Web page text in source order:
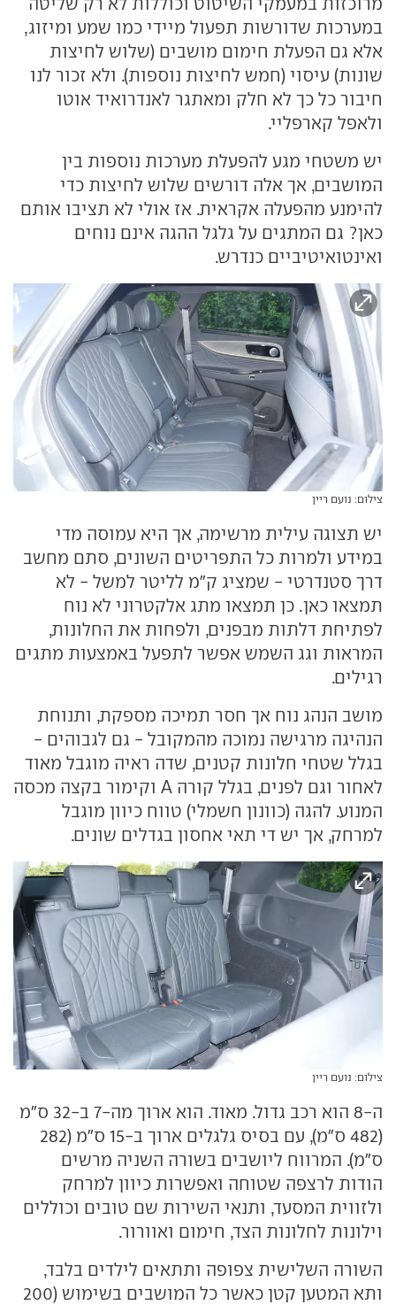
במערכות שדורשות תפעול מיידי כמו שמע ומיזוג,
אלא גם הפעלת חימום מושבים (שלוש לחיצות
שונות) עיסוי (חמש לחיצות נוספות). ולא זכור לנו
חיבור כל כך לא חלק ומאתגר לאנדרואיד אוטו
ולאפל קארפליי.
יש משטחי מגע להפעלת מערכות נוספות בין
המושבים, אך אלה דורשים שלוש לחיצות כדי
להימנע מהפעלה אקראית. אז אולי לא תציבו אותם
כאן? גם המתגים על גלגל ההגה אינם נוחים
ואינטואיטיביים כנדרש.
צילום: נועם ריין
יש תצוגה עילית מרשימה, אך היא עמוסה מדי
במידע ולמרות כל התפריטים השונים, סתם מחשב
דרך סטנדרטי - שמציג ק"מ לליטר למשל - לא
תמצאו כאן. כן תמצאו מתג אלקטרוני לא נוח
לפתיחת דלתות מבפנים, ולפחות את החלונות,
המראות וגג השמש אפשר לתפעל באמצעות מתגים
רגילים.
מושב הנהג נוח אך חסר תמיכה מספקת, ותנוחת
הנהיגה מרגישה נמוכה מהמקובל - גם לגבוהים -
בגלל שטחי חלונות קטנים, שדה ראיה מוגבל מאוד
לאחור וגם לפנים, בגלל קורה A וקימור בקצה מכסה
המנוע. להגה (כוונון חשמלי) טווח כיוון מוגבל
למרחק, אך יש די תאי אחסון בגדלים שונים.
צילום: נועם ריין
ה-8 הוא רכב גדול. מאוד. הוא ארוך מה-7 ב-32 ס"מ
(482 ס"מ), עם בסיס גלגלים ארוך ב-15 ס"מ (282
ס"מ). המרווח ליושבים בשורה השניה מרשים
הודות לרצפה שטוחה ואפשרות כיוון למרחק
ולזווית המסעד, ותנאי השירות שם טובים וכוללים
וילונות לחלונות הצד, חימום ואוורור.
השורה השלישית צפופה ותתאים לילדים בלבד,
ותא המטען קטן כאשר כל המושבים בשימוש (200